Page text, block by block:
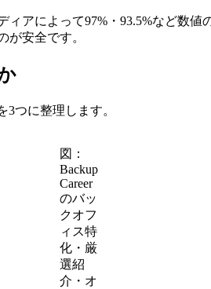
アによって97%・93.5%など数値
が安全です。
つに整理します。
図：
Backup
Career
のバッ
クオフ
ィス特
化・厳
選紹
介・オ